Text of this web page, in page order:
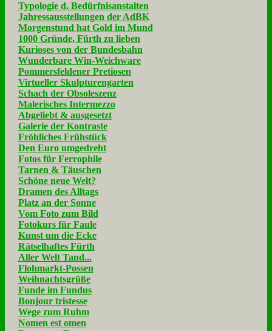
Typologie d. Bedürfnisanstalten
Jahressausstellungen der AdBK
Morgenstund hat Gold im Mund
1000 Gründe, Fürth zu lieben
Kurioses von der Bundesbahn
Wunderbare Win-Weichware
Pommersfeldener Pretiosen
Virtueller Skulpturengarten
Schach der Obsoleszenz
Malerisches Intermezzo
Abgeliebt & ausgesetzt
Galerie der Kontraste
Fröhliches Frühstück
Den Euro umgedreht
Fotos für Ferrophile
Tarnen & Täuschen
Schöne neue Welt?
Dramen des Alltags
Platz an der Sonne
Vom Foto zum Bild
Fotokurs für Faule
Kunst um die Ecke
Rätselhaftes Fürth
Aller Welt Tand...
Flohmarkt-Possen
Weihnachtsgrüße
Funde im Fundus
Bonjour tristesse
Wege zum Ruhm
Nomen est omen